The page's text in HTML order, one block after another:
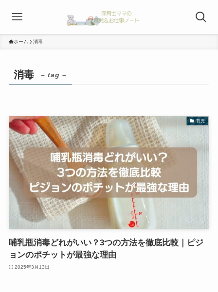
ホーム 消毒
消毒 – tag –
育児
哺乳瓶消毒どれがいい？3つの方法を徹底比較｜ピジ
ョンのポチットが最強な理由
2025年3月13日